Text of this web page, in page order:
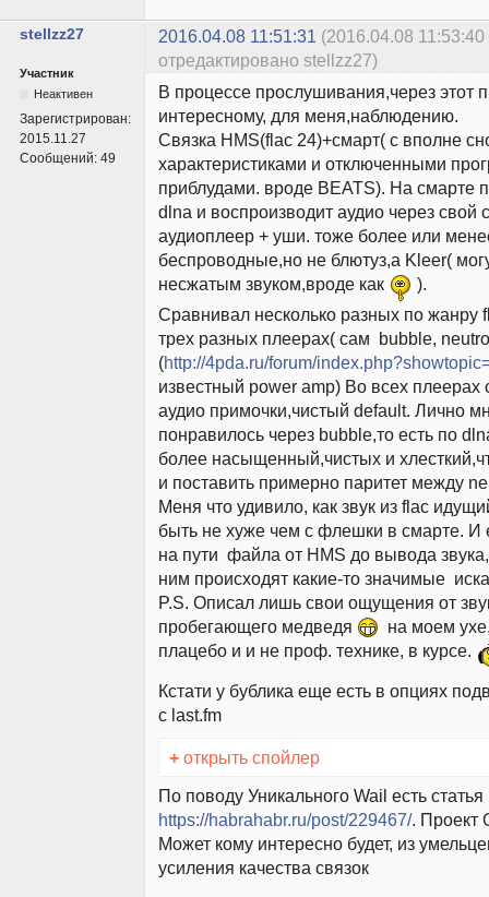
stellzz27 2016.04.08 11:51:31 (2016.04.08 11:53:40
отредактировано stellzz27)
Участник
Неактивен
Зарегистрирован:
2015.11.27
Сообщений: 49
В процессе прослушивания,через этот
интересному, для меня,наблюдению.
Связка HMS(flac 24)+смарт( с вполне
характеристиками и отключенными
приблудами. вроде BEATS). На смарте
dlna и воспроизводит аудио через свой
аудиоплеер + уши. тоже более или
беспроводные,но не блютуз,а Kleer(
несжатым звуком,вроде как
).
Сравнивал несколько разных по жанру
трех разных плеерах( сам bubble,
(http://4pda.ru/forum/
известный power amp) Во всех плеерах
аудио примочки,чистый default. Лично
понравилось через bubble,то есть по
более насыщенный,чистых и
и поставить примерно паритет между
Меня что удивило, как звук из flac
быть не хуже чем с флешки в смарте. И
на пути файла от HMS до вывода
ним происходят какие-то значимые
P.S. Описал лишь свои ощущения от
пробегающего медведя
на моем
плацебо и и не проф. технике, в курсе.
Кстати у бублика еще есть в опциях
с last.fm
+ открыть спойлер
По поводу Уникального Wail есть
https://habrahabr.ru/post/229467/. Проект
Может кому интересно будет, из
усиления качества связок